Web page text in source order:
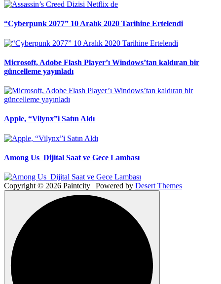
“Cyberpunk 2077” 10 Aralık 2020 Tarihine Ertelendi
Microsoft, Adobe Flash Player’ı Windows’tan kaldıran bir
güncelleme yayınladı
Apple, “Vilynx”i Satın Aldı
Among Us Dijital Saat ve Gece Lambası
Copyright © 2026 Paintcity | Powered by Desert Themes